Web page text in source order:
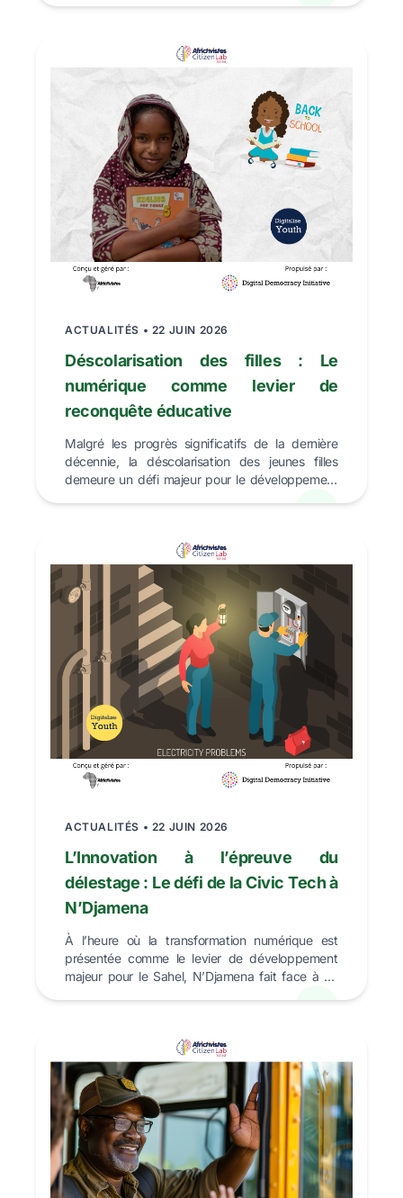
ACTUALITÉS • 22 JUIN 2026
Déscolarisation des filles : Le
numérique comme levier de
reconquête éducative
Malgré les progrès significatifs de la dernière
décennie, la déscolarisation des jeunes filles
demeure un défi majeur pour le développement
ACTUALITÉS • 22 JUIN 2026
L’Innovation à l’épreuve du
délestage : Le défi de la Civic Tech à
N’Djamena
À l’heure où la transformation numérique est
présentée comme le levier de développement
majeur pour le Sahel, N’Djamena fait face à un